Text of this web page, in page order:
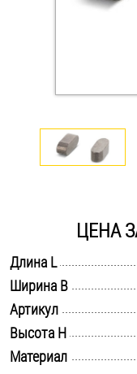
Крюки, кольца
Оснастка и
Стопорные
Такелаж
Хомуты
ЦЕНА
Длина L
Ширина B
Артикул
Высота H
Материал